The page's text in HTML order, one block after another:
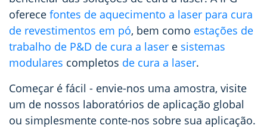
oferece fontes de aquecimento a laser para cura
de revestimentos em pó, bem como estações de
trabalho de P&D de cura a laser e sistemas
modulares completos de cura a laser.
Começar é fácil - envie-nos uma amostra, visite
um de nossos laboratórios de aplicação global
ou simplesmente conte-nos sobre sua aplicação.